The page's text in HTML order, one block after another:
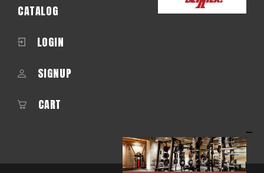
CATALOG
LOGIN
SIGNUP
CART